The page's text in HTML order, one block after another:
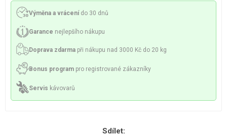
Výměna a vrácení do 30 dnů
Garance nejlepšího nákupu
Doprava zdarma při nákupu nad 3000 Kč do 20 kg
Bonus program pro registrované zákazníky
Servis kávovarů
Sdílet: